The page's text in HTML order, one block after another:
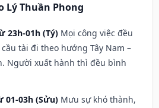
Lý Thuần Phong
23h-01h (Tý) Mọi công việc đều
tài đi theo hướng Tây Nam –
Người xuất hành thì đều bình
01-03h (Sửu) Mưu sự khó thành,